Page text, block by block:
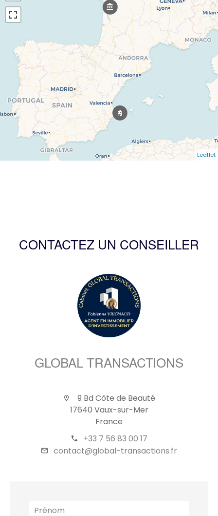
Leaflet
CONTACTEZ UN CONSEILLER
GLOBAL TRANSACTIONS
9 Bd Côte de Beauté
17640 Vaux-sur-Mer
France
+33 7 56 83 00 17
contact@global-transactions.fr